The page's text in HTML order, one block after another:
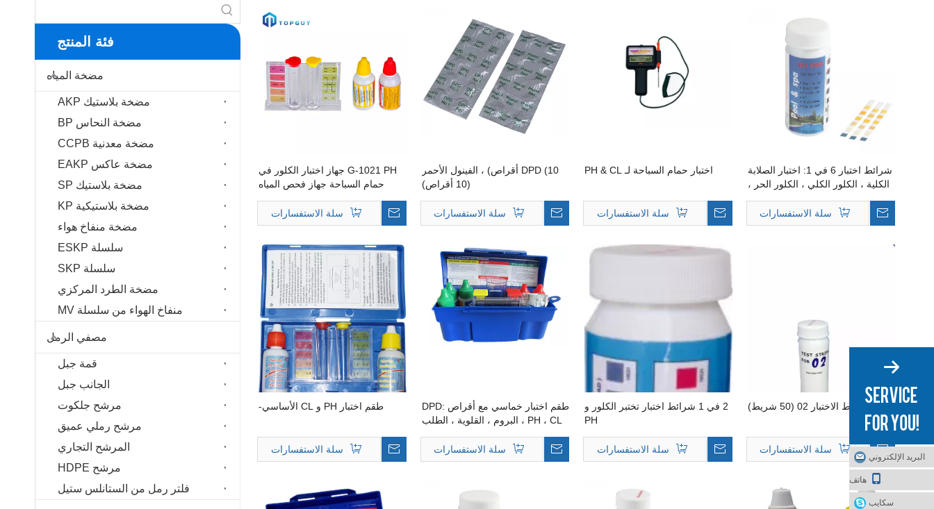
فئة المنتج
مضخة المياه
مضخة بلاستيك AKP
مضخة النحاس BP
مضخة معدنية CCPB
مضخة عاكس EAKP
مضخة بلاستيك SP
مضخة بلاستيكية KP
مضخة منفاخ هواء
سلسلة ESKP
سلسلة SKP
مضخة الطرد المركزي
منفاخ الهواء من سلسلة MV
مصفي الرمل
قمة جبل
الجانب جبل
مرشح جلكوت
مرشح رملي عميق
المرشح التجاري
مرشح HDPE
فلتر رمل من الستانلس ستيل
G-1021 PH جهاز اختبار الكلور في
حمام السباحة جهاز فحص المياه
مزدوج قياسي لحمام السباحة
سلة الاستفسارات
DPD (10 أقراص) ، الفينول الأحمر
(10 أقراص)
سلة الاستفسارات
اختبار حمام السباحة لـ PH & CL
سلة الاستفسارات
شرائط اختبار 6 في 1: اختبار الصلابة
الكلية ، الكلور الكلي ، الكلور الحر ،
وحمض السيانوريك
سلة الاستفسارات
طقم اختبار PH و CL الأساسي-
سلة الاستفسارات
طقم اختبار خماسي مع أقراص DPD:
PH ، CL ، البروم ، القلوية ، الطلب
سلة الاستفسارات
2 في 1 شرائط اختبار تختبر الكلور و
PH
سلة الاستفسارات
شرائط الاختبار 02 (50 شريط)
سلة الاستفسارات
البريد الإلكتروني
هاتف
سكايب